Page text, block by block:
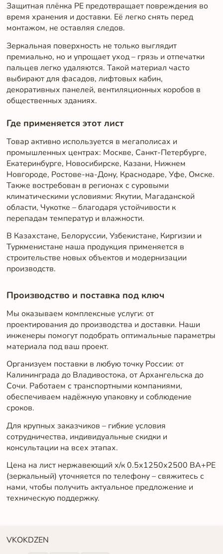
Защитная плёнка PE предотвращает повреждения во
время хранения и доставки. Её легко снять перед
монтажом, не оставляя следов.
Зеркальная поверхность не только выглядит
премиально, но и упрощает уход – грязь и отпечатки
пальцев легко удаляются. Такой материал часто
выбирают для фасадов, лифтовых кабин,
декоративных панелей, вентиляционных коробов в
общественных зданиях.
Где применяется этот лист
Товар активно используется в мегаполисах и
промышленных центрах: Москве, Санкт-Петербурге,
Екатеринбурге, Новосибирске, Казани, Нижнем
Новгороде, Ростове-на-Дону, Краснодаре, Уфе, Омске.
Также востребован в регионах с суровыми
климатическими условиями: Якутии, Магаданской
области, Чукотке – благодаря устойчивости к
перепадам температур и влажности.
В Казахстане, Белоруссии, Узбекистане, Киргизии и
Туркменистане наша продукция применяется в
строительстве новых объектов и модернизации
производств.
Производство и поставка под ключ
Мы оказываем комплексные услуги: от
проектирования до производства и доставки. Наши
инженеры помогут подобрать оптимальные параметры
материала под ваш проект.
Организуем поставки в любую точку России: от
Калининграда до Владивостока, от Архангельска до
Сочи. Работаем с транспортными компаниями,
обеспечиваем надёжную упаковку и соблюдение
сроков.
Для крупных заказчиков – гибкие условия
сотрудничества, индивидуальные скидки и
консультации на всех этапах.
Цена на лист нержавеющий х/к 0.5х1250х2500 BA+PE
(зеркальный) уточняется по телефону – свяжитесь с
нами, чтобы получить актуальное предложение и
техническую поддержку.
VKOKDZEN